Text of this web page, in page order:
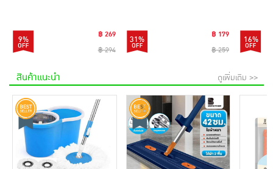
9%
฿ 269
฿ 294
31%
฿ 179
฿ 259
16%
สินค้าแนะนำ ดูเพิ่มเติม >>